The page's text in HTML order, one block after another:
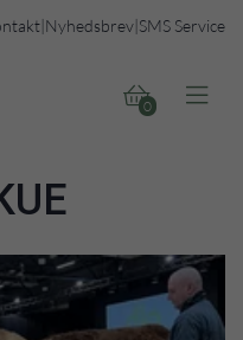
|Nyhedsbrev|SMS Service


0